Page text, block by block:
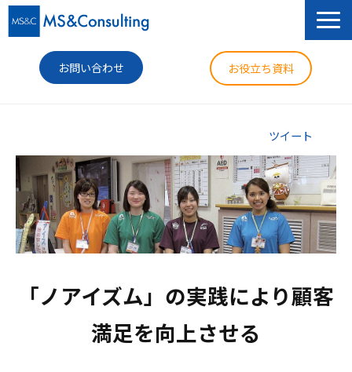
お問い合わせ お役立ち資料
セミナー
導入事例
コラム
企業情報
ツイート
「ノアイズム」の実践により顧客
満足を向上させる